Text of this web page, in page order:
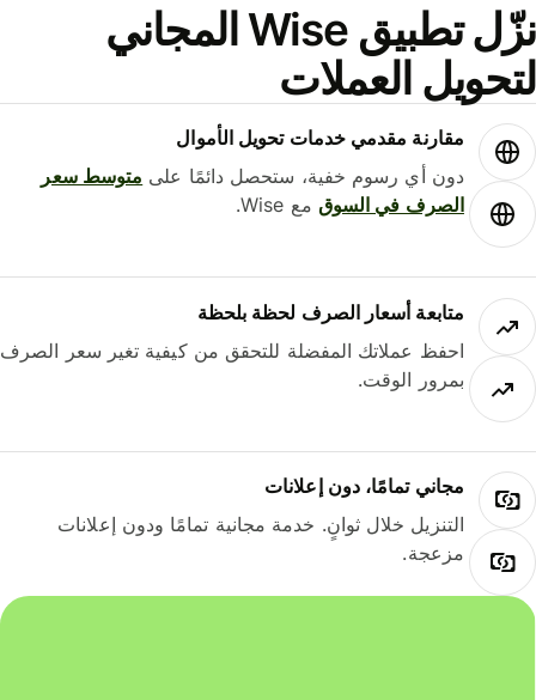
نزّل تطبيق Wise المجاني
العملات
مقارنة مقدمي خدمات تحويل الأموال
دون أي رسوم خفية، ستحصل دائمًا علىمتوسط ​​سعر
الصرف في السوقمع Wise.
متابعة أسعار الصرف لحظة بلحظة
احفظ عملاتك المفضلة للتحقق من كيفية تغير سعر الصرف
بمرور الوقت.
مجاني تمامًا، دون إعلانات
التنزيل خلال ثوانٍ. خدمة مجانية تمامًا ودون إعلانات
مزعجة.